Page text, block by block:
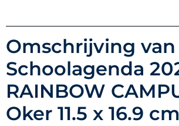
Omschrijving
Schoolagenda
RAINBOW
Oker 11.5 x 16.9